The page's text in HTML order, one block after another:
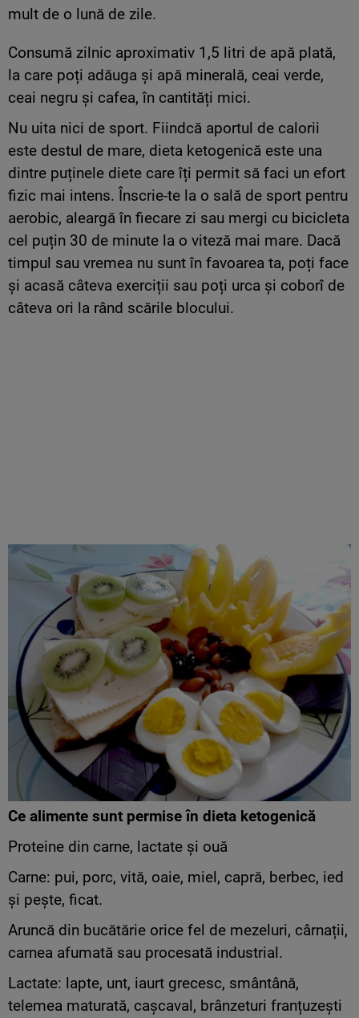
mult de o lună de zile.
Consumă zilnic aproximativ 1,5 litri de apă plată,
la care poți adăuga și apă minerală, ceai verde,
ceai negru și cafea, în cantități mici.
Nu uita nici de sport. Fiindcă aportul de calorii
este destul de mare, dieta ketogenică este una
dintre puținele diete care îți permit să faci un efort
fizic mai intens. Înscrie-te la o sală de sport pentru
aerobic, aleargă în fiecare zi sau mergi cu bicicleta
cel puțin 30 de minute la o viteză mai mare. Dacă
timpul sau vremea nu sunt în favoarea ta, poți face
și acasă câteva exerciții sau poți urca și coborî de
câteva ori la rând scările blocului.
Ce alimente sunt permise în dieta ketogenică
Proteine din carne, lactate și ouă
Carne: pui, porc, vită, oaie, miel, capră, berbec, ied
și pește, ficat.
Aruncă din bucătărie orice fel de mezeluri, cârnații,
carnea afumată sau procesată industrial.
Lactate: lapte, unt, iaurt grecesc, smântână,
telemea maturată, cașcaval, brânzeturi franțuzești